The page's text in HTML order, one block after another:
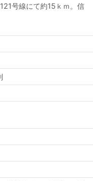
号線にて約15ｋｍ。信